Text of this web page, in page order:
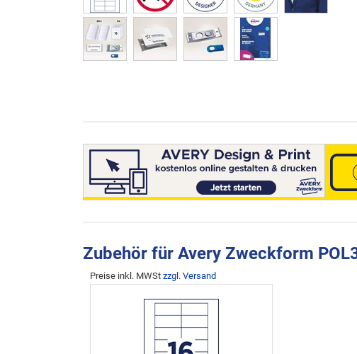
Zubehör für Avery Zweckform
Preise inkl. MWSt zzgl. Versand